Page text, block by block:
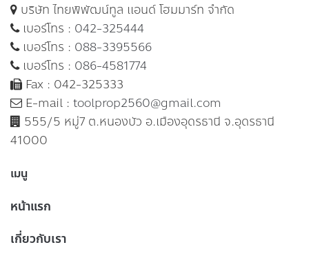
บริษัท ไทยพิพัฒน์ทูล แอนด์ โฮมมาร์ท จำกัด
เบอร์โทร : 042-325444
เบอร์โทร : 088-3395566
เบอร์โทร : 086-4581774
Fax : 042-325333
E-mail : toolprop2560@gmail.com
555/5 หมู่7 ต.หนองบัว อ.เมืองอุดรธานี จ.อุดรธานี
41000
เมนู
หน้าแรก
เกี่ยวกับเรา